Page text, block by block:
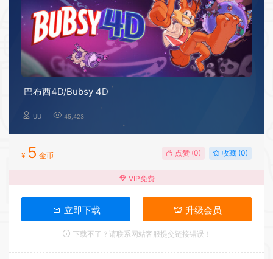
巴布西4D/Bubsy 4D
UU 45,423
¥ 5 金币 点赞 (0) 收藏 (0)
VIP免费
立即下载 升级会员
下载不了？请联系网站客服提交链接错误！